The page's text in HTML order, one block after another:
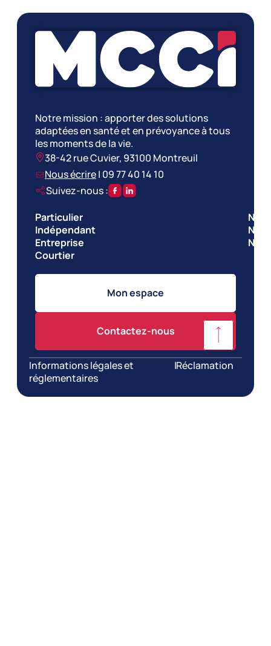
Notre mission : apporter des solutions
adaptées en santé et en prévoyance à tous
les moments de la vie.
38-42 rue Cuvier, 93100 Montreuil
Nous écrire| 09 77 40 14 10
Suivez-nous :
Particulier
Indépendant
Entreprise
Courtier
Nos
Nos
Mon espace
Contactez-nous
Informations légales et
réglementaires
|Réclamation